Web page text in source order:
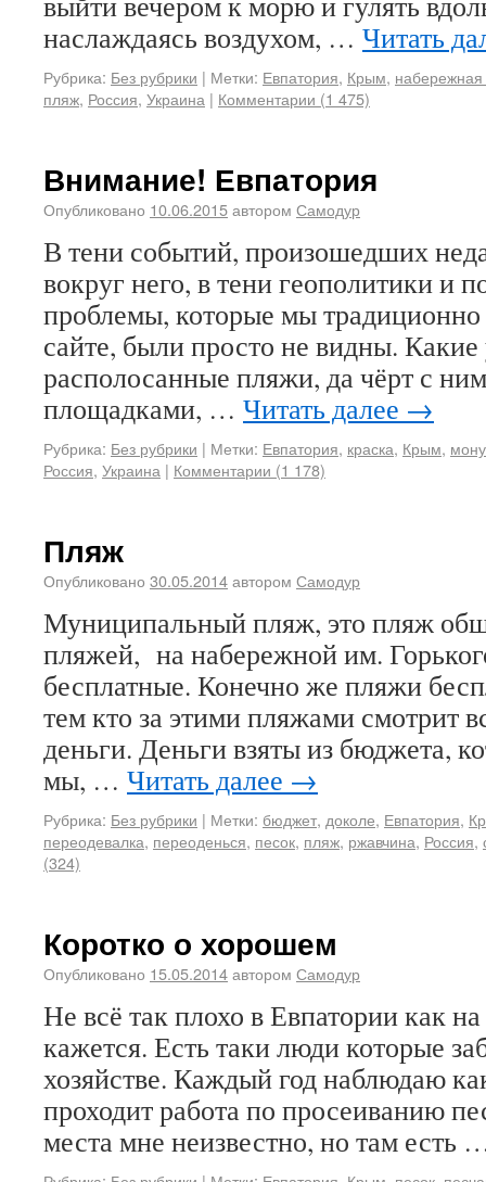
наслаждаясь воздухом, … Читать
Рубрика: Без рубрики | Метки: Евпатория, Крым, набережная
пляж, Россия, Украина | Комментарии (1 475)
Внимание! Евпатория
Опубликовано 10.06.2015автором Самодур
В тени событий, произошедших
вокруг него, в тени геополитики и
проблемы, которые мы традиционно
сайте, были просто не видны.
располосанные пляжи, да чёрт с
площадками, … Читать далее →
Рубрика: Без рубрики | Метки: Евпатория, краска, Крым,
Россия, Украина | Комментарии (1 178)
Пляж
Опубликовано 30.05.2014автором Самодур
Муниципальный пляж, это пляж
пляжей, на набережной им.
бесплатные. Конечно же пляжи
тем кто за этими пляжами смотрит
деньги. Деньги взяты из бюджета,
мы, … Читать далее →
Рубрика: Без рубрики | Метки: бюджет, доколе, Евпатория,
переодевалка, переоденься, песок, пляж, ржавчина, Россия,
(324)
Коротко о хорошем
Опубликовано 15.05.2014автором Самодур
Не всё так плохо в Евпатории как
кажется. Есть таки люди которые
хозяйстве. Каждый год наблюдаю
проходит работа по просеиванию
места мне неизвестно, но там есть